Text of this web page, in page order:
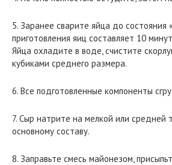
5. Заранее сварите яйца до состояния
приготовления яиц составляет 10
Яйца охладите в воде, счистите
кубиками среднего размера.
6. Все подготовленные компоненты
7. Сыр натрите на мелкой или средней
основному составу.
8. Заправьте смесь майонезом,